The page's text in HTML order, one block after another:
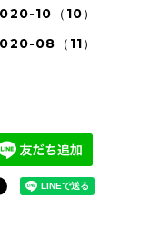
10（10）
08（11）